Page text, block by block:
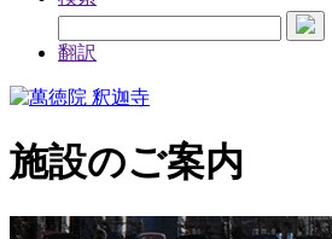
翻訳
施設のご案内